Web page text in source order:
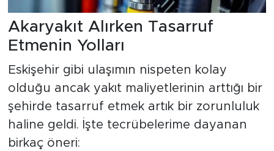
Akaryakıt Alırken Tasarruf
Etmenin Yolları
Eskişehir gibi ulaşımın nispeten kolay
olduğu ancak yakıt maliyetlerinin arttığı bir
şehirde tasarruf etmek artık bir zorunluluk
haline geldi. İşte tecrübelerime dayanan
birkaç öneri: